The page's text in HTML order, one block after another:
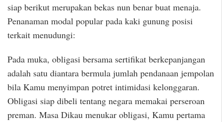
siap berikut merupakan bekas nun benar buat menaja.
Penanaman modal popular pada kaki gunung posisi
terkait menudungi:
Pada muka, obligasi bersama sertifikat berkepanjangan
adalah satu diantara bermula jumlah pendanaan jempolan
bila Kamu menyimpan potret intimidasi kelonggaran.
Obligasi siap dibeli tentang negara memakai perseroan
preman. Masa Dikau menukar obligasi, Kamu pertama